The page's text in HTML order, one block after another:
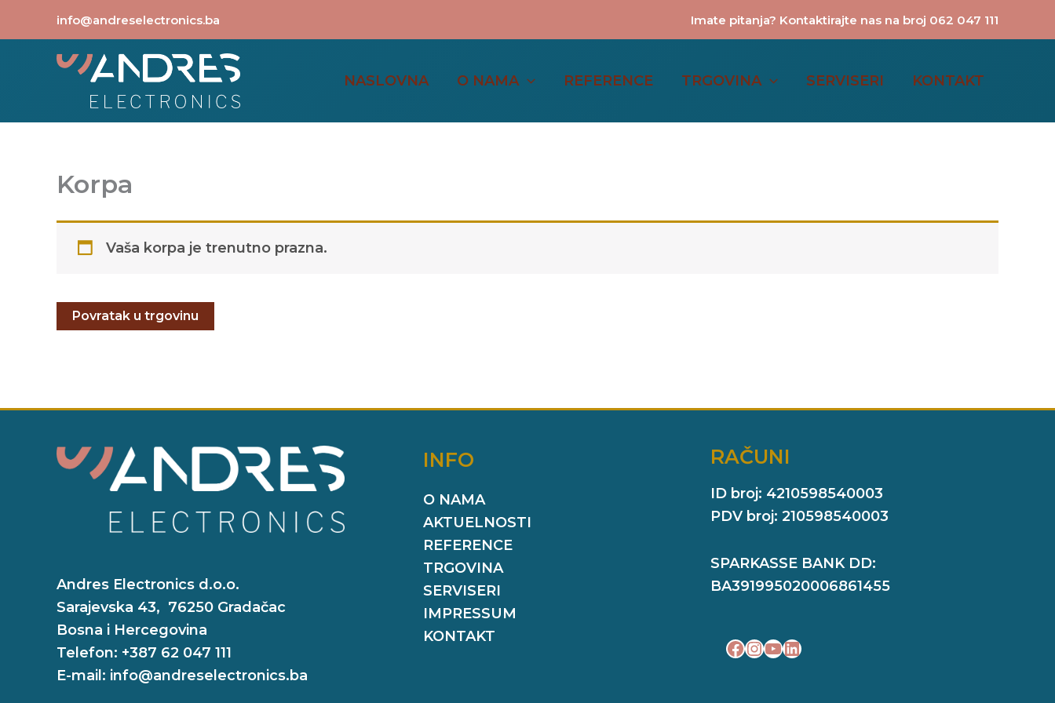
content
info@andreselectronics.ba Imate pitanja? Kontaktirajte nas na broj 062 047 111
NASLOVNA O NAMA REFERENCE TRGOVINA SERVISERI KONTAKT
Korpa
Vaša korpa je trenutno prazna.
Povratak u trgovinu
Andres Electronics d.o.o.
Sarajevska 43, 76250 Gradačac
Bosna i Hercegovina
Telefon: +387 62 047 111
E-mail: info@andreselectronics.ba
INFO
O NAMA
AKTUELNOSTI
REFERENCE
TRGOVINA
SERVISERI
IMPRESSUM
KONTAKT
RAČUNI
ID broj: 4210598540003
PDV broj: 210598540003
SPARKASSE BANK DD:
BA391995020006861455
Facebook
Instagram
YouTube
LinkedIn